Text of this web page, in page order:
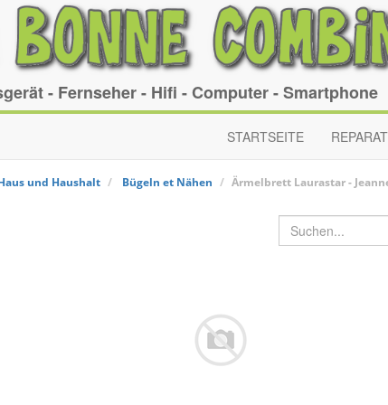
- Fernseher - Hifi - Computer - Smartphone
STARTSEITE
und Haushalt Bügeln et Nähen Ärmelbrett Laurastar-